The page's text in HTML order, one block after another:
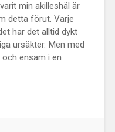
min akilleshäl är
detta förut. Varje
har det alltid dykt
ursäkter. Men med
ensam i en